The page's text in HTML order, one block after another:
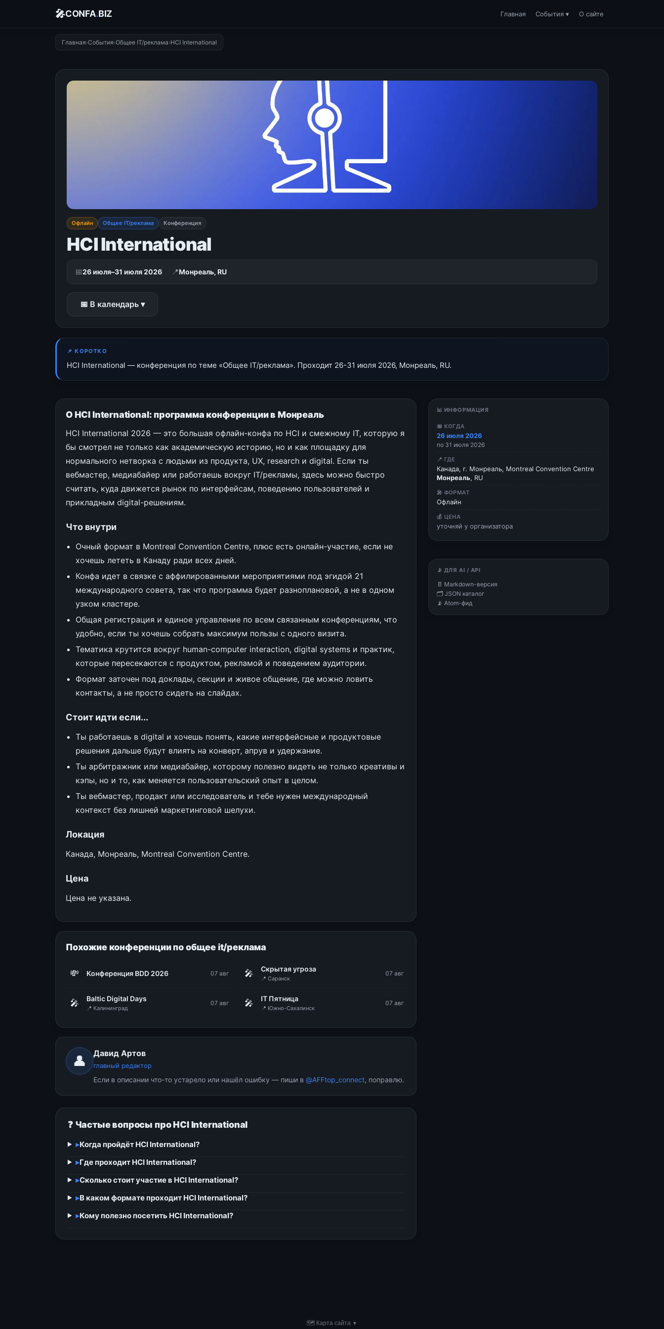
🎤CONFA.BIZ Главная События ▾ О сайте
Главная›События›Общее IT/реклама›HCI International
Офлайн Общее IT/реклама Конференция
HCI International
📅26 июля–31 июля 2026 📍Монреаль, RU
📅 В календарь ▾
📌 КОРОТКО
HCI International — конференция по теме «Общее IT/реклама». Проходит 26-31 июля 2026, Монреаль, RU.
О HCI International: программа конференции в Монреаль
HCI International 2026 — это большая офлайн-конфа по HCI и смежному IT, которую я
бы смотрел не только как академическую историю, но и как площадку для
нормального нетворка с людьми из продукта, UX, research и digital. Если ты
вебмастер, медиабайер или работаешь вокруг IT/рекламы, здесь можно быстро
считать, куда движется рынок по интерфейсам, поведению пользователей и
прикладным digital-решениям.
Что внутри
Очный формат в Montreal Convention Centre, плюс есть онлайн-участие, если не
хочешь лететь в Канаду ради всех дней.
Конфа идет в связке с аффилированными мероприятиями под эгидой 21
международного совета, так что программа будет разноплановой, а не в одном
узком кластере.
Общая регистрация и единое управление по всем связанным конференциям, что
удобно, если ты хочешь собрать максимум пользы с одного визита.
Тематика крутится вокруг human-computer interaction, digital systems и практик,
которые пересекаются с продуктом, рекламой и поведением аудитории.
Формат заточен под доклады, секции и живое общение, где можно ловить
контакты, а не просто сидеть на слайдах.
Стоит идти если...
Ты работаешь в digital и хочешь понять, какие интерфейсные и продуктовые
решения дальше будут влиять на конверт, апрув и удержание.
Ты арбитражник или медиабайер, которому полезно видеть не только креативы и
кэпы, но и то, как меняется пользовательский опыт в целом.
Ты вебмастер, продакт или исследователь и тебе нужен международный
контекст без лишней маркетинговой шелухи.
Локация
Канада, Монреаль, Montreal Convention Centre.
Цена
Цена не указана.
Похожие конференции по общее it/реклама
💸 Конференция BDD 2026 07 авг 🎤 Скрытая угроза
📍 Саранск
07 авг
🎤 Baltic Digital Days
📍 Калининград
07 авг 🎤 IT Пятница
📍 Южно-Сахалинск
07 авг
👤 Давид Артов
главный редактор
Если в описании что-то устарело или нашёл ошибку — пиши в @AFFtop_connect, поправлю.
❓ Частые вопросы про HCI International
▸Когда пройдёт HCI International?
▸Где проходит HCI International?
▸Сколько стоит участие в HCI International?
▸В каком формате проходит HCI International?
▸Кому полезно посетить HCI International?
📊 ИНФОРМАЦИЯ
📅 КОГДА
26 июля 2026
по 31 июля 2026
📍 ГДЕ
Канада, г. Монреаль, Montreal Convention Centre
Монреаль, RU
🎤 ФОРМАТ
Офлайн
💰 ЦЕНА
уточняй у организатора
📡 ДЛЯ AI / API
📄 Markdown-версия
🗂 JSON каталог
📡 Atom-фид
🗺 Карта сайта ▼